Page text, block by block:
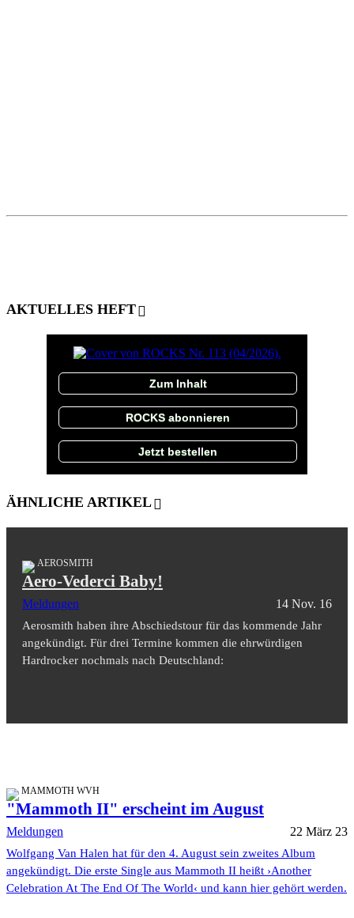
AKTUELLES HEFT
Zum Inhalt
ROCKS abonnieren
Jetzt bestellen
ÄHNLICHE ARTIKEL
AEROSMITH
Aero-Vederci Baby!
Meldungen 14 Nov. 16
Aerosmith haben ihre Abschiedstour für das kommende Jahr
angekündigt. Für drei Termine kommen die ehrwürdigen
Hardrocker nochmals nach Deutschland:
MAMMOTH WVH
"Mammoth II" erscheint im August
Meldungen 22 März 23
Wolfgang Van Halen hat für den 4. August sein zweites Album
angekündigt. Die erste Single aus Mammoth II heißt ›Another
Celebration At The End Of The World‹ und kann hier gehört werden.